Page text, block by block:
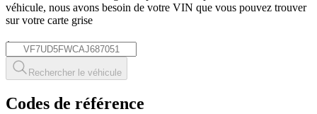
véhicule, nous avons besoin de votre VIN que vous pouvez trouver
sur votre carte grise
*
Rechercher le véhicule
Codes de référence